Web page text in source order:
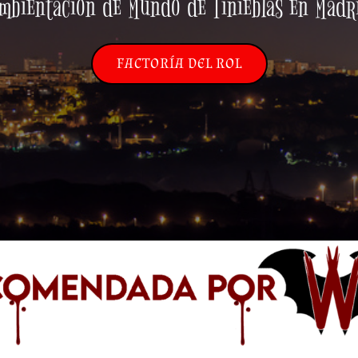
FACTORÍA DEL ROL